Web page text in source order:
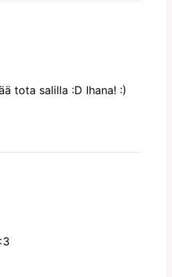
tota salilla :D Ihana! :)